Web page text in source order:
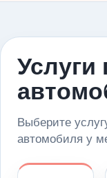
Услуги
Выберите
автомобиля у